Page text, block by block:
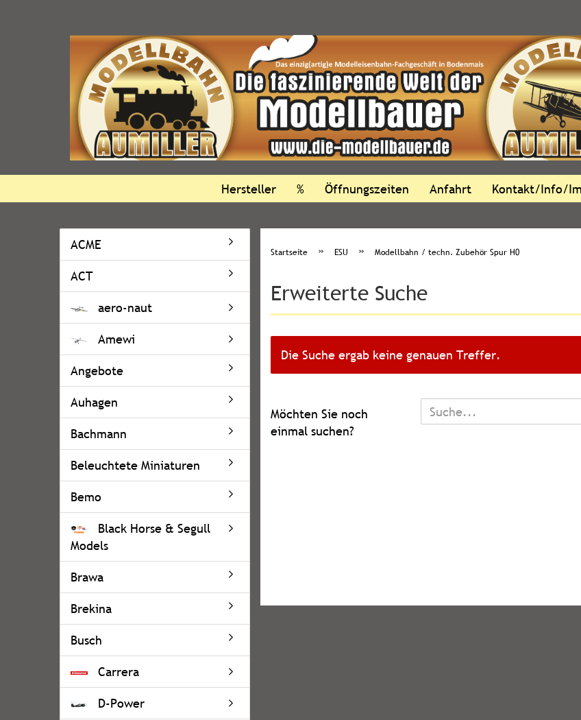
Hersteller % Öffnungszeiten Anfahrt Kontakt/Info/
Startseite » ESU » Modellbahn / techn. Zubehör Spur H0
Erweiterte Suche
Die Suche ergab keine genauen Treffer.
MÖCHTEN
SIE
NOCH
Möchten Sie noch
einmal suchen?
ACME
ACT
aero-naut
Amewi
Angebote
Auhagen
Bachmann
Beleuchtete Miniaturen
Bemo
Black Horse & Segull
Models
Brawa
Brekina
Busch
Carrera
D-Power